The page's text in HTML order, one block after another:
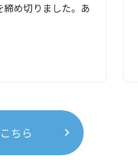
締め切りました。あ
ちら